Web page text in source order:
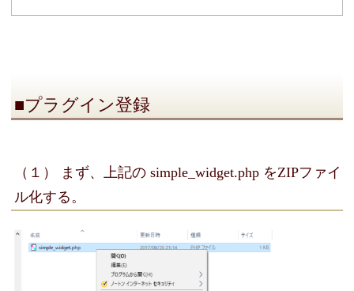
■プラグイン登録
（１） まず、上記の simple_widget.php をZIPファイ
ル化する。